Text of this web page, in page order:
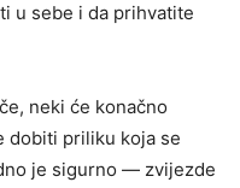
u sebe i da prihvatite
neki će konačno
dobiti priliku koja se
je sigurno — zvijezde